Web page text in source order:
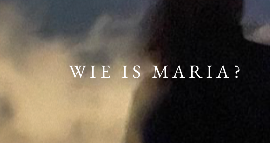
WIE IS MARIA?